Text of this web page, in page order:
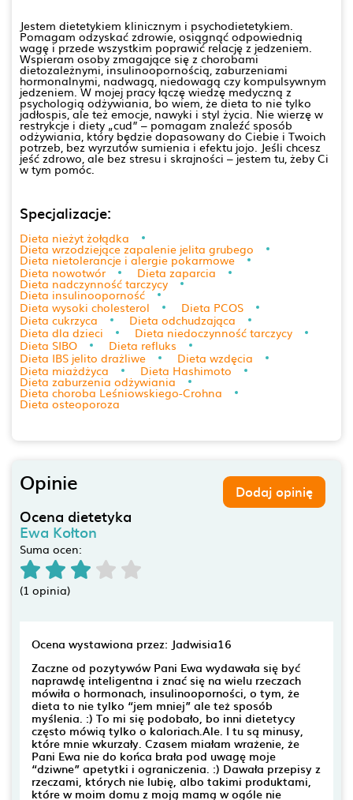
Jestem dietetykiem klinicznym i psychodietetykiem.
Pomagam odzyskać zdrowie, osiągnąć odpowiednią
wagę i przede wszystkim poprawić relację z jedzeniem.
Wspieram osoby zmagające się z chorobami
dietozależnymi, insulinoopornością, zaburzeniami
hormonalnymi, nadwagą, niedowagą czy kompulsywnym
jedzeniem. W mojej pracy łączę wiedzę medyczną z
psychologią odżywiania, bo wiem, że dieta to nie tylko
jadłospis, ale też emocje, nawyki i styl życia. Nie wierzę w
restrykcje i diety „cud” – pomagam znaleźć sposób
odżywiania, który będzie dopasowany do Ciebie i Twoich
potrzeb, bez wyrzutów sumienia i efektu jojo. Jeśli chcesz
jeść zdrowo, ale bez stresu i skrajności – jestem tu, żeby Ci
w tym pomóc.
Specjalizacje:
Dieta nieżyt żołądka
Dieta wrzodziejące zapalenie jelita grubego
Dieta nietolerancje i alergie pokarmowe
Dieta nowotwór
Dieta zaparcia
Dieta nadczynność tarczycy
Dieta insulinooporność
Dieta wysoki cholesterol
Dieta PCOS
Dieta cukrzyca
Dieta odchudzająca
Dieta dla dzieci
Dieta niedoczynność tarczycy
Dieta SIBO
Dieta refluks
Dieta IBS jelito drażliwe
Dieta wzdęcia
Dieta miażdżyca
Dieta Hashimoto
Dieta zaburzenia odżywiania
Dieta choroba Leśniowskiego-Crohna
Dieta osteoporoza
Opinie Dodaj opinię
Ocena dietetyka
Ewa Kołton
Suma ocen:
(1 opinia)
Ocena wystawiona przez: Jadwisia16
Zaczne od pozytywów Pani Ewa wydawała się być
naprawdę inteligentna i znać się na wielu rzeczach
mówiła o hormonach, insulinooporności, o tym, że
dieta to nie tylko “jem mniej” ale też sposób
myślenia. :) To mi się podobało, bo inni dietetycy
często mówią tylko o kaloriach.Ale. I tu są minusy,
które mnie wkurzały. Czasem miałam wrażenie, że
Pani Ewa nie do końca brała pod uwagę moje
“dziwne” apetytki i ograniczenia. :) Dawała przepisy z
rzeczami, których nie lubię, albo takimi produktami,
które w moim domu z moją mamą w ogóle nie